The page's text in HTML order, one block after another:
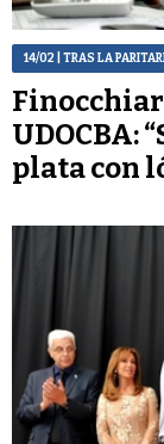
14/02 | TRAS LA
UDOCBA:
plata con